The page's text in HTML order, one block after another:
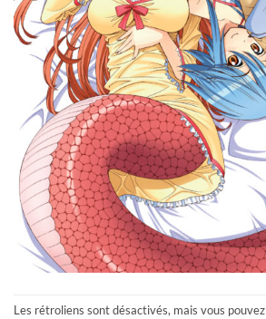
Les rétroliens sont désactivés, mais vous pouvez